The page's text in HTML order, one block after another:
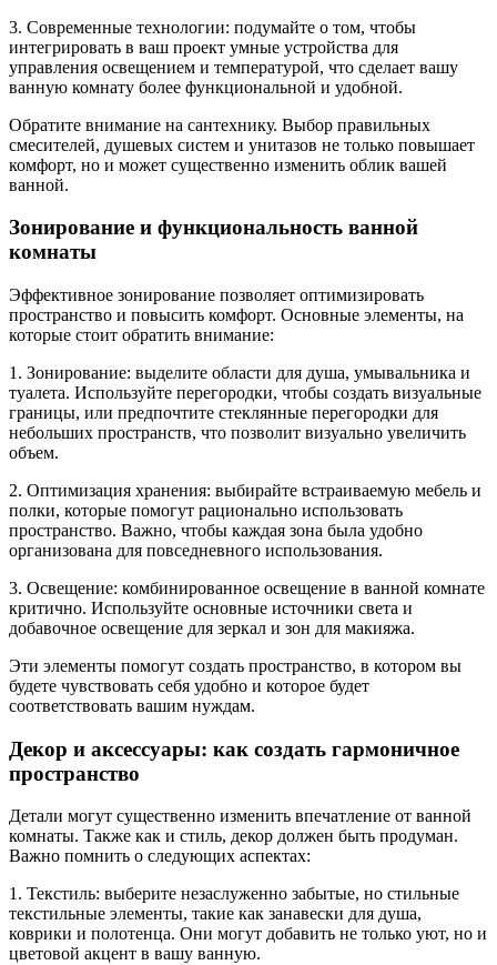
3. Современные технологии: подумайте о том, чтобы
интегрировать в ваш проект умные устройства для
управления освещением и температурой, что сделает вашу
ванную комнату более функциональной и удобной.
Обратите внимание на сантехнику. Выбор правильных
смесителей, душевых систем и унитазов не только повышает
комфорт, но и может существенно изменить облик вашей
ванной.
Зонирование и функциональность ванной
комнаты
Эффективное зонирование позволяет оптимизировать
пространство и повысить комфорт. Основные элементы, на
которые стоит обратить внимание:
1. Зонирование: выделите области для душа, умывальника и
туалета. Используйте перегородки, чтобы создать визуальные
границы, или предпочтите стеклянные перегородки для
небольших пространств, что позволит визуально увеличить
объем.
2. Оптимизация хранения: выбирайте встраиваемую мебель и
полки, которые помогут рационально использовать
пространство. Важно, чтобы каждая зона была удобно
организована для повседневного использования.
3. Освещение: комбинированное освещение в ванной комнате
критично. Используйте основные источники света и
добавочное освещение для зеркал и зон для макияжа.
Эти элементы помогут создать пространство, в котором вы
будете чувствовать себя удобно и которое будет
соответствовать вашим нуждам.
Декор и аксессуары: как создать гармоничное
пространство
Детали могут существенно изменить впечатление от ванной
комнаты. Также как и стиль, декор должен быть продуман.
Важно помнить о следующих аспектах:
1. Текстиль: выберите незаслуженно забытые, но стильные
текстильные элементы, такие как занавески для душа,
коврики и полотенца. Они могут добавить не только уют, но и
цветовой акцент в вашу ванную.